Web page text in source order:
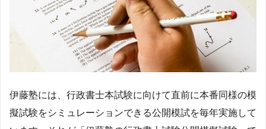
伊藤塾には、行政書士本試験に向けて直前に本番同様の模
擬試験をシミュレーションできる公開模試を毎年実施して